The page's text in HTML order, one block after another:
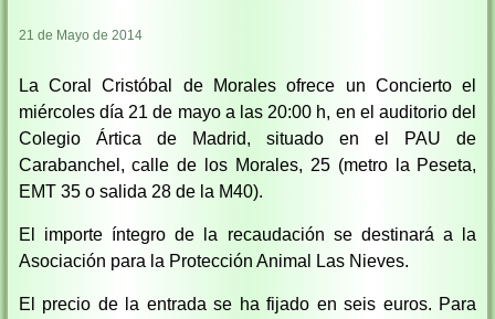
21 de Mayo de 2014
La Coral Cristóbal de Morales ofrece un Concierto el
miércoles día 21 de mayo a las 20:00 h, en el auditorio del
Colegio Ártica de Madrid, situado en el PAU de
Carabanchel, calle de los Morales, 25 (metro la Peseta,
EMT 35 o salida 28 de la M40).
El importe íntegro de la recaudación se destinará a la
Asociación para la Protección Animal Las Nieves.
El precio de la entrada se ha fijado en seis euros. Para